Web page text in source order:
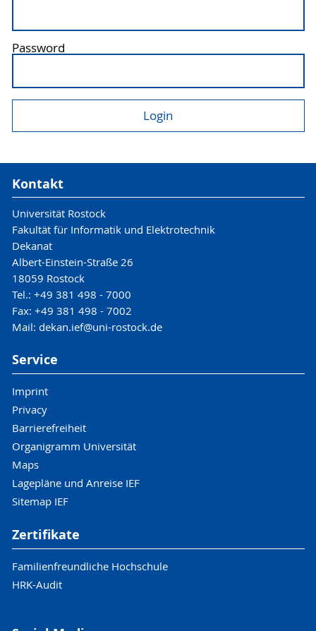
Password
Kontakt
Universität Rostock
Fakultät für Informatik und Elektrotechnik
Dekanat
Albert-Einstein-Straße 26
18059 Rostock
Tel.: +49 381 498 - 7000
Fax: +49 381 498 - 7002
Mail: dekan.ief@uni-rostock.de
Service
Imprint
Privacy
Barrierefreiheit
Organigramm Universität
Maps
Lagepläne und Anreise IEF
Sitemap IEF
Zertifikate
Familienfreundliche Hochschule
HRK-Audit